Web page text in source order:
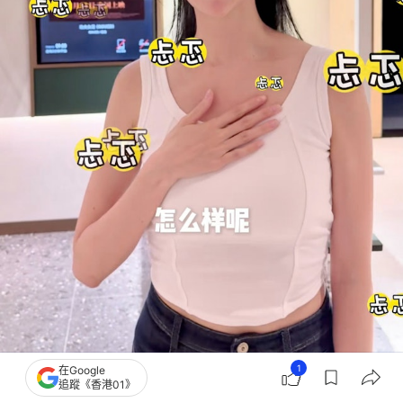
蔡思貝入場前心情忐忑。（小紅書截圖）
在Google
追蹤《香港01》
1